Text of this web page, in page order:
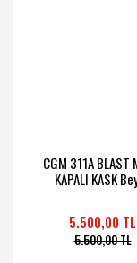
CGM 311A BLAST
KAPALI KASK
5.500,00 TL
5.500,00 TL